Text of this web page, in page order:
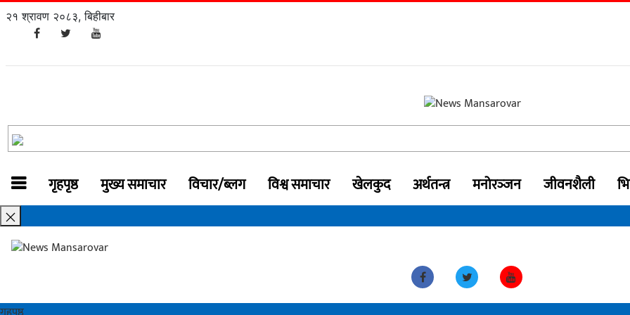
२१ श्रावण २०८३, बिहीबार
गृहपृष्ठ मुख्य समाचार विचार/ब्लग विश्व समाचार खेलकुद अर्थतन्त्र मनोरञ्‍जन जीवनशैली